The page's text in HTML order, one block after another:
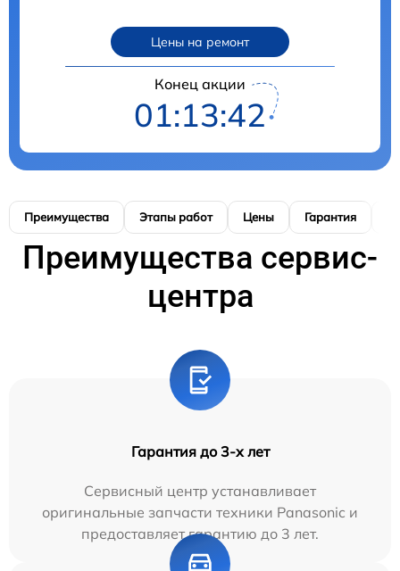
Цены на ремонт
Конец акции
01:13:41
Преимущества Этапы работ Цены Гарантия
Преимущества сервис-
центра
Гарантия до 3-х лет
Сервисный центр устанавливает
оригинальные запчасти техники Panasonic и
предоставляет гарантию до 3 лет.